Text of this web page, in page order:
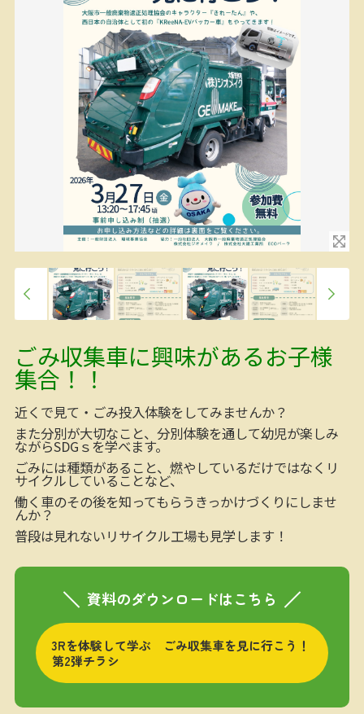
ごみ収集車に興味があるお子様
集合！！
近くで見て・ごみ投入体験をしてみませんか？
また分別が大切なこと、分別体験を通して幼児が楽しみ
ながらSDGｓを学べます。
ごみには種類があること、燃やしているだけではなくリ
サイクルしていることなど、
働く車のその後を知ってもらうきっかけづくりにしませ
んか？
普段は見れないリサイクル工場も見学します！
資料のダウンロードはこちら
3Rを体験して学ぶ ごみ収集車を見に行こう！
第2弾チラシ